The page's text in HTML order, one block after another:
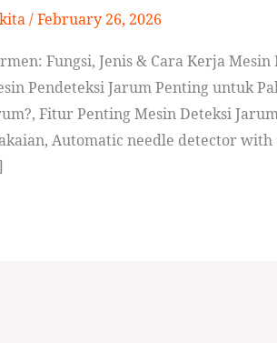
/February 26, 2026
Fungsi, Jenis & Cara Kerja Mesin
Pendeteksi Jarum Penting untuk
Fitur Penting Mesin Deteksi
Automatic needle detector